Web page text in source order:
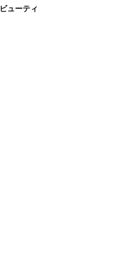
ビューティ